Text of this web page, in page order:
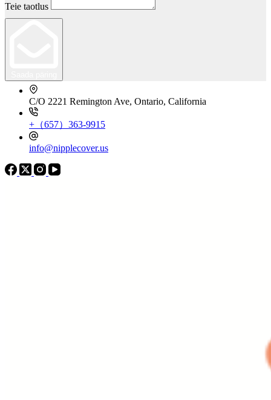
Teie taotlus
C/O 2221 Remington Ave, Ontario, California
+（657）363-9915
info@nipplecover.us